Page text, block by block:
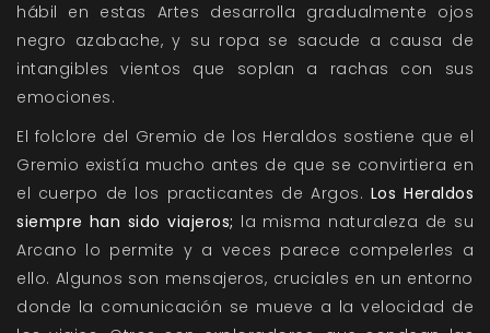
hábil en estas Artes desarrolla gradualmente ojos
negro azabache, y su ropa se sacude a causa de
intangibles vientos que soplan a rachas con sus
emociones.
El folclore del Gremio de los Heraldos sostiene que el
Gremio existía mucho antes de que se convirtiera en
el cuerpo de los practicantes de Argos. Los Heraldos
siempre han sido viajeros; la misma naturaleza de su
Arcano lo permite y a veces parece compelerles a
ello. Algunos son mensajeros, cruciales en un entorno
donde la comunicación se mueve a la velocidad de